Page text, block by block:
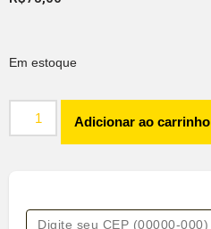
Em estoque
Adicionar ao carrinho